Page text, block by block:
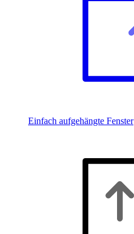
Einfach aufgehängte Fenster